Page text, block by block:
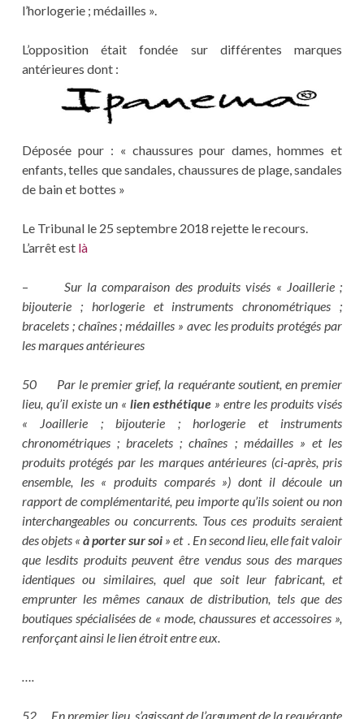
l’horlogerie ; médailles ».
L’opposition était fondée sur différentes marques
antérieures dont :
Déposée pour : « chaussures pour dames, hommes et
enfants, telles que sandales, chaussures de plage, sandales
de bain et bottes »
Le Tribunal le 25 septembre 2018 rejette le recours.
L’arrêt estlà
– Sur la comparaison des produits visés « Joaillerie ;
bijouterie ; horlogerie et instruments chronométriques ;
bracelets ; chaînes ; médailles » avec les produits protégés par
les marques antérieures
50 Par le premier grief, la requérante soutient, en premier
lieu, qu’il existe un « lien esthétique » entre les produits visés
« Joaillerie ; bijouterie ; horlogerie et instruments
chronométriques ; bracelets ; chaînes ; médailles » et les
produits protégés par les marques antérieures (ci-après, pris
ensemble, les « produits comparés ») dont il découle un
rapport de complémentarité, peu importe qu’ils soient ou non
interchangeables ou concurrents. Tous ces produits seraient
des objets « à porter sur soi » et . En second lieu, elle fait valoir
que lesdits produits peuvent être vendus sous des marques
identiques ou similaires, quel que soit leur fabricant, et
emprunter les mêmes canaux de distribution, tels que des
boutiques spécialisées de « mode, chaussures et accessoires »,
renforçant ainsi le lien étroit entre eux.
….
52 En premier lieu, s’agissant de l’argument de la requérante